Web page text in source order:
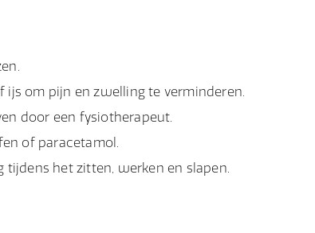
ijs om pijn en zwelling te verminderen.
door een fysiotherapeut.
of paracetamol.
het zitten, werken en slapen.